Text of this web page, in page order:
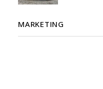
MARKETING